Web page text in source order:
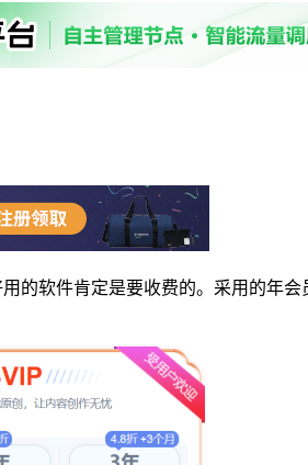
的软件肯定是要收费的。采用的年